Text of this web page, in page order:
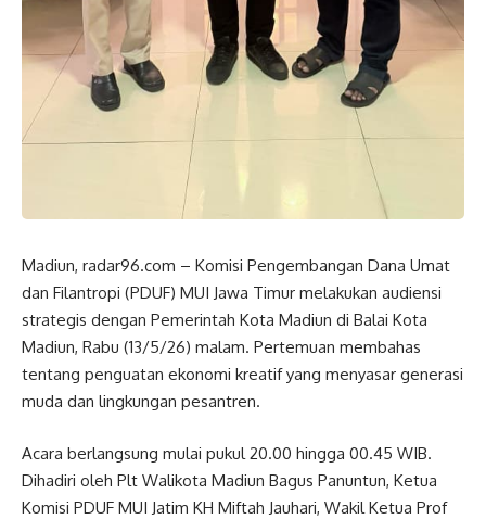
Madiun, radar96.com – Komisi Pengembangan Dana Umat
dan Filantropi (PDUF) MUI Jawa Timur melakukan audiensi
strategis dengan Pemerintah Kota Madiun di Balai Kota
Madiun, Rabu (13/5/26) malam. Pertemuan membahas
tentang penguatan ekonomi kreatif yang menyasar generasi
muda dan lingkungan pesantren.
Acara berlangsung mulai pukul 20.00 hingga 00.45 WIB.
Dihadiri oleh Plt Walikota Madiun Bagus Panuntun, Ketua
Komisi PDUF MUI Jatim KH Miftah Jauhari, Wakil Ketua Prof